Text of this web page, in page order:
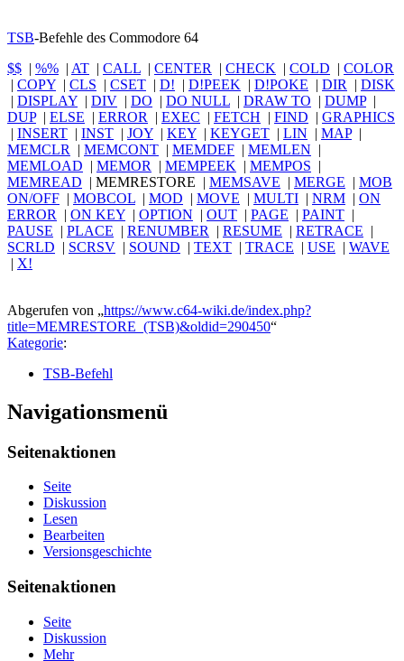
TSB-Befehle des Commodore 64
$$ | %% | AT | CALL | CENTER | CHECK | COLD | COLOR
| COPY | CLS | CSET | D! | D!PEEK | D!POKE | DIR | DISK
| DISPLAY | DIV | DO | DO NULL | DRAW TO | DUMP|
DUP| ELSE | ERROR | EXEC | FETCH | FIND | GRAPHICS
| INSERT | INST | JOY | KEY | KEYGET | LIN | MAP|
MEMCLR
| MEMCONT | MEMDEF | MEMLEN |
MEMLOAD | MEMOR | MEMPEEK | MEMPOS |
MEMREAD | MEMRESTORE | MEMSAVE | MERGE | MOB
ON/OFF | MOBCOL | MOD | MOVE | MULTI | NRM | ON
ERROR
| ON KEY | OPTION | OUT | PAGE | PAINT |
PAUSE | PLACE | RENUMBER | RESUME | RETRACE |
SCRLD | SCRSV | SOUND | TEXT | TRACE | USE | WAVE
| X!
Abgerufen von „https://www.c64-wiki.de/index.php?
title=MEMRESTORE_(TSB)&oldid=290450“
Kategorie:
TSB-Befehl
Navigationsmenü
Seitenaktionen
Seite
Diskussion
Lesen
Bearbeiten
Versionsgeschichte
Seitenaktionen
Seite
Diskussion
Mehr